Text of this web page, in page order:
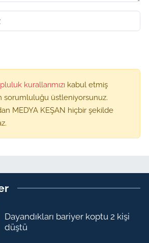
kurallarımızı kabul etmiş
sorumluluğu üstleniyorsunuz.
MEDYA KEŞAN hiçbir şekilde
Dayandıkları bariyer koptu 2 kişi
düştü